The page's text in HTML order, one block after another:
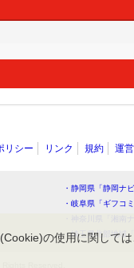
リシー リンク 規約 運
・静岡県「静岡ナ
・岐阜県「ギフコミ
・埼玉県北部地域
の使用に関しては